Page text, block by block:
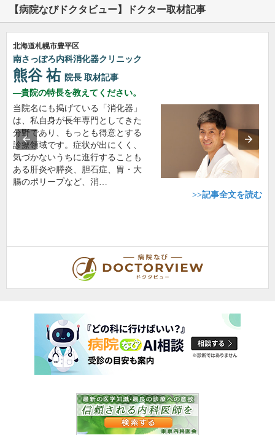
【病院なびドクタビュー】ドクター取材記事
北海道札幌市豊平区
南さっぽろ内科消化器クリニック
熊谷 祐 院長 取材記事
貴院の特長を教えてください。
当院名にも掲げている「消化器」
は、私自身が長年専門としてきた
分野であり、もっとも得意とする
診療領域です。症状が出にくく、
気づかないうちに進行することも
ある肝炎や膵炎、胆石症、胃・大
腸のポリープなど、消…
>>記事全文を読む